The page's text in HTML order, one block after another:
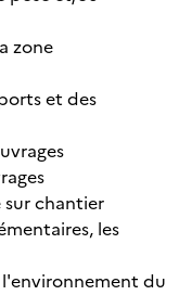
zone
et des
chantier
les
l'environnement du